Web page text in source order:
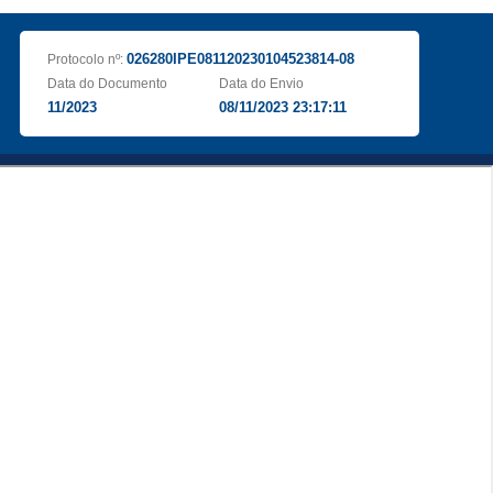
Protocolo nº: 026280IPE081120230104523814-08
Data do Documento
11/2023
Data do Envio
08/11/2023 23:17:11